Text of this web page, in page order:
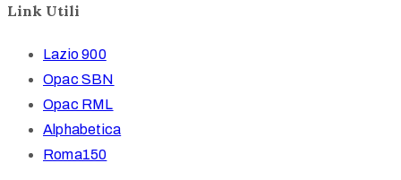
Link Utili
Lazio 900
Opac SBN
Opac RML
Alphabetica
Roma150